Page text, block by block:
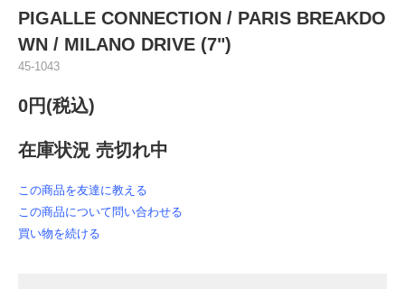
PIGALLE CONNECTION / PARIS BREAKDO
WN / MILANO DRIVE (7")
45-1043
0円(税込)
在庫状況 売切れ中
この商品を友達に教える
この商品について問い合わせる
買い物を続ける